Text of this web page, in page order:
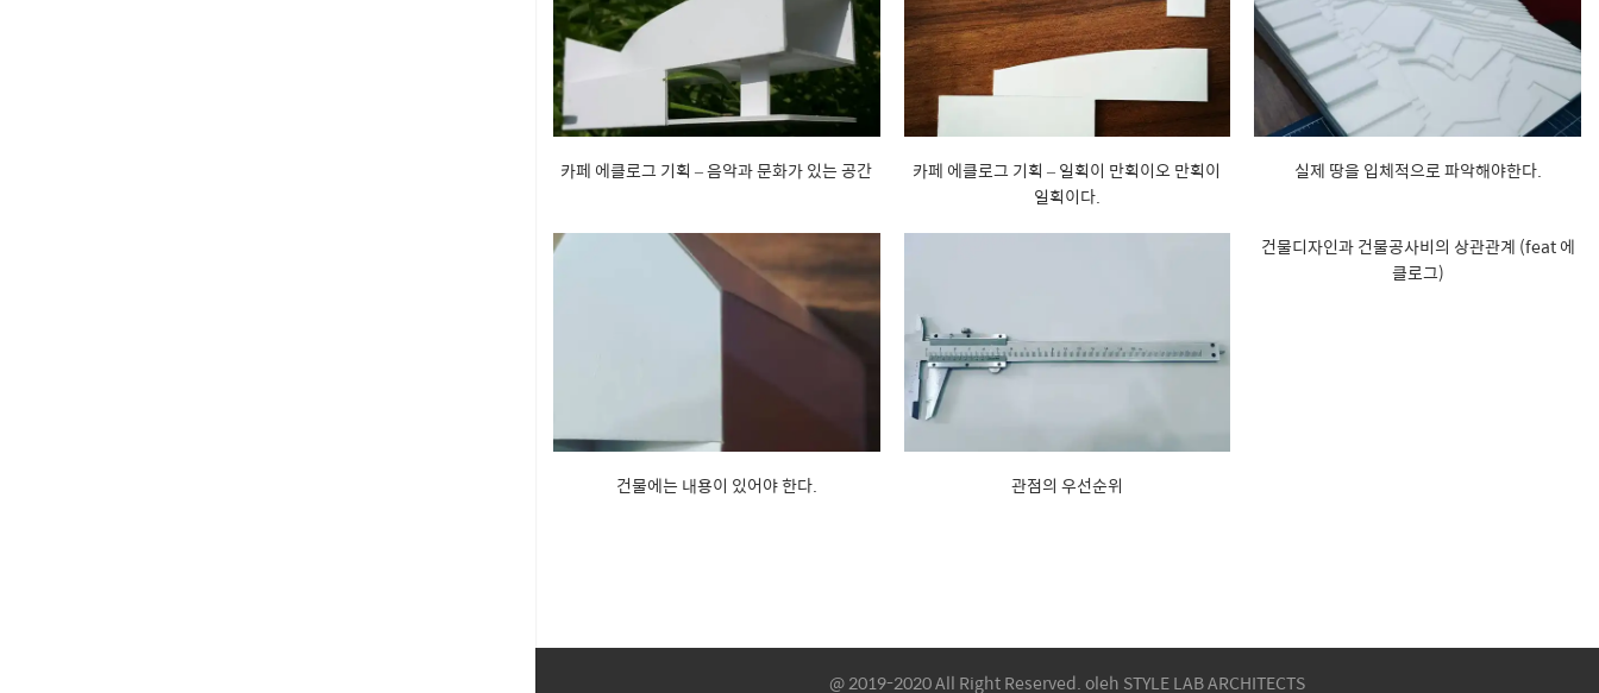
카페 에클로그 기획 – 음악과 문화가 있는 공간
카페 에클로그 기획 – 일획이 만획이오 만획이
일획이다.
실제 땅을 입체적으로 파악해야한다.
건물에는 내용이 있어야 한다. 관점의 우선순위
건물디자인과 건물공사비의 상관관계 (feat 에
클로그)
@ 2019-2020 All Right Reserved. oleh STYLE LAB ARCHITECTS